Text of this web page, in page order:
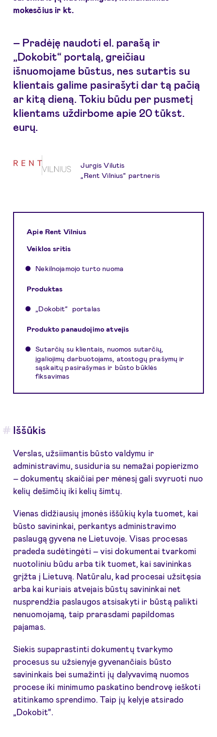
mokesčius ir kt.
– Pradėję naudoti el. parašą ir
„Dokobit“ portalą, greičiau
išnuomojame būstus, nes sutartis su
klientais galime pasirašyti dar tą pačią
ar kitą dieną. Tokiu būdu per pusmetį
klientams uždirbome apie 20 tūkst.
eurų.
Jurgis Vilutis
„Rent Vilnius“ partneris
Apie Rent Vilnius
Veiklos sritis
Nekilnojamojo turto nuoma
Produktas
„Dokobit“ portalas
Produkto panaudojimo atvejis
Sutarčių su klientais, nuomos sutarčių,
įgaliojimų darbuotojams, atostogų prašymų ir
sąskaitų pasirašymas ir būsto būklės
fiksavimas
Iššūkis
Verslas, užsiimantis būsto valdymu ir
administravimu, susiduria su nemažai popierizmo
– dokumentų skaičiai per mėnesį gali svyruoti nuo
kelių dešimčių iki kelių šimtų.
Vienas didžiausių įmonės iššūkių kyla tuomet, kai
būsto savininkai, perkantys administravimo
paslaugą gyvena ne Lietuvoje. Visas procesas
pradeda sudėtingėti – visi dokumentai tvarkomi
nuotoliniu būdu arba tik tuomet, kai savininkas
grįžta į Lietuvą. Natūralu, kad procesai užsitęsia
arba kai kuriais atvejais būstų savininkai net
nusprendžia paslaugos atsisakyti ir būstą palikti
nenuomojamą, taip prarasdami papildomas
pajamas.
Siekis supaprastinti dokumentų tvarkymo
procesus su užsienyje gyvenančiais būsto
savininkais bei sumažinti jų dalyvavimą nuomos
procese iki minimumo paskatino bendrovę ieškoti
atitinkamo sprendimo. Taip jų kelyje atsirado
„Dokobit“.